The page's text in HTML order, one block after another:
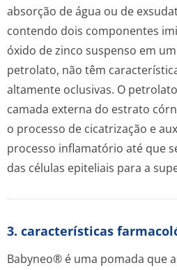
absorção de água ou de
contendo dois componentes
óxido de zinco suspenso em
petrolato, não têm
altamente oclusivas. O
camada externa do estrato
o processo de cicatrização e
processo inflamatório até que
das células epiteliais para a
3. características
Babyneo® é uma pomada que